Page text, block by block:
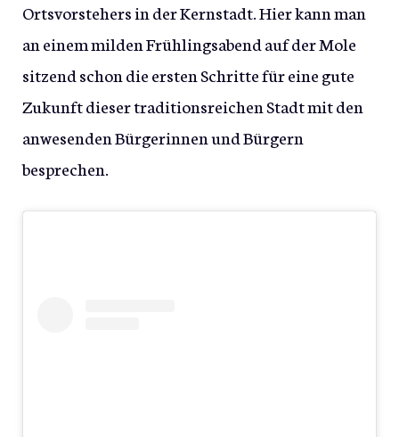
Ortsvorstehers in der Kernstadt. Hier kann man
an einem milden Frühlingsabend auf der Mole
sitzend schon die ersten Schritte für eine gute
Zukunft dieser traditionsreichen Stadt mit den
anwesenden Bürgerinnen und Bürgern
besprechen.